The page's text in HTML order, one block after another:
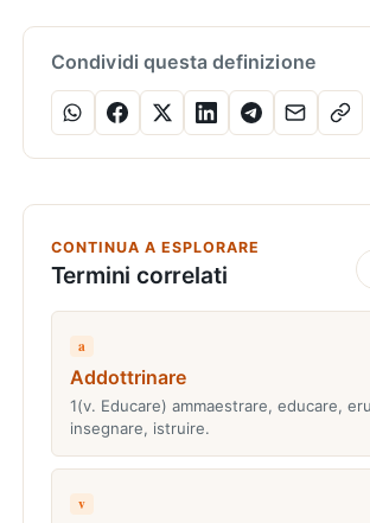
Condividi questa definizione
CONTINUA A ESPLORARE
Termini correlati
a
Addottrinare
1(v. Educare) ammaestrare, educare,
insegnare, istruire.
v